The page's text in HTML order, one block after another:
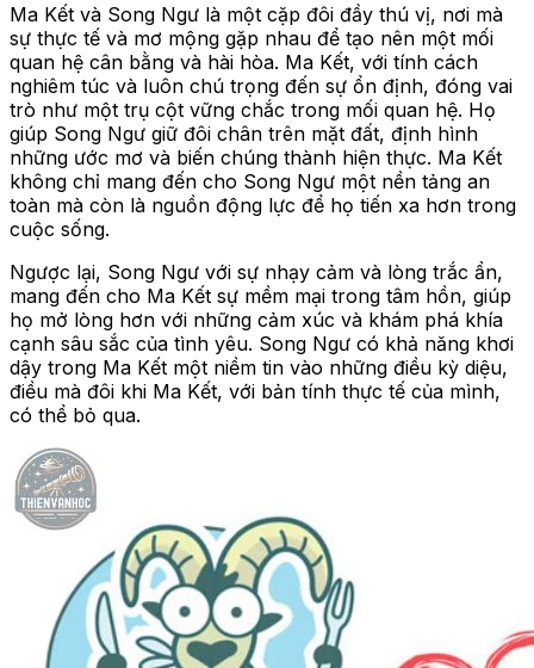
Ma Kết và Song Ngư là một cặp đôi đầy thú vị, nơi mà
sự thực tế và mơ mộng gặp nhau để tạo nên một mối
quan hệ cân bằng và hài hòa. Ma Kết, với tính cách
nghiêm túc và luôn chú trọng đến sự ổn định, đóng vai
trò như một trụ cột vững chắc trong mối quan hệ. Họ
giúp Song Ngư giữ đôi chân trên mặt đất, định hình
những ước mơ và biến chúng thành hiện thực. Ma Kết
không chỉ mang đến cho Song Ngư một nền tảng an
toàn mà còn là nguồn động lực để họ tiến xa hơn trong
cuộc sống.
Ngược lại, Song Ngư với sự nhạy cảm và lòng trắc ẩn,
mang đến cho Ma Kết sự mềm mại trong tâm hồn, giúp
họ mở lòng hơn với những cảm xúc và khám phá khía
cạnh sâu sắc của tình yêu. Song Ngư có khả năng khơi
dậy trong Ma Kết một niềm tin vào những điều kỳ diệu,
điều mà đôi khi Ma Kết, với bản tính thực tế của mình,
có thể bỏ qua.